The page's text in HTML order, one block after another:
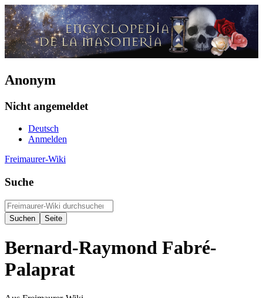
Anonym
Nicht angemeldet
Deutsch
Anmelden
Freimaurer-Wiki
Suche
Bernard-Raymond Fabré-
Palaprat